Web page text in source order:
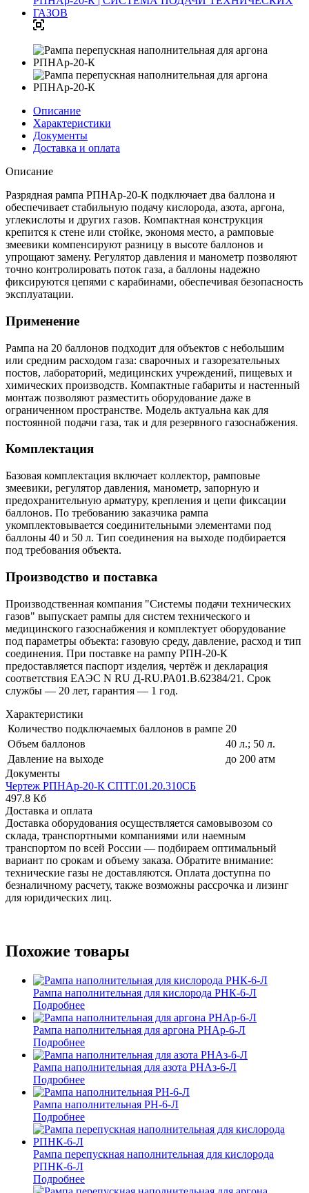
Описание
Характеристики
Документы
Доставка и оплата
Описание
Разрядная рампа РПНАр-20-К подключает два баллона и
обеспечивает стабильную подачу кислорода, азота, аргона,
углекислоты и других газов. Компактная конструкция
крепится к стене или стойке, экономя место, а рамповые
змеевики компенсируют разницу в высоте баллонов и
упрощают замену. Регулятор давления и манометр позволяют
точно контролировать поток газа, а баллоны надежно
фиксируются цепями с карабинами, обеспечивая безопасность
эксплуатации.
Применение
Рампа на 20 баллонов подходит для объектов с небольшим
или средним расходом газа: сварочных и газорезательных
постов, лабораторий, медицинских учреждений, пищевых и
химических производств. Компактные габариты и настенный
монтаж позволяют разместить оборудование даже в
ограниченном пространстве. Модель актуальна как для
постоянной подачи газа, так и для резервного газоснабжения.
Комплектация
Базовая комплектация включает коллектор, рамповые
змеевики, регулятор давления, манометр, запорную и
предохранительную арматуру, крепления и цепи фиксации
баллонов. По требованию заказчика рампа
укомплектовывается соединительными элементами под
баллоны 40 и 50 л. Тип соединения на выходе подбирается
под требования объекта.
Производство и поставка
Производственная компания "Системы подачи технических
газов" выпускает рампы для систем технического и
медицинского газоснабжения и комплектует оборудование
под параметры объекта: газовую среду, давление, расход и тип
соединения. При поставке на рампу РПН-20-К
предоставляется паспорт изделия, чертёж и декларация
соответствия ЕАЭС N RU Д-RU.РА01.В.62384/21. Срок
службы — 20 лет, гарантия — 1 год.
Характеристики
Количество подключаемых баллонов в рампе 20
Объем баллонов
40 л.; 50 л.
Давление на выходе
до 200 атм
Документы
Чертеж РПНАр-20-К СПТГ.01.20.310СБ
497.8 Кб
Доставка и оплата
Доставка оборудования осуществляется самовывозом со
склада, транспортными компаниями или наемным
транспортом по всей России — подбираем оптимальный
вариант по срокам и объему заказа. Обратите внимание:
технические газы не доставляются. Оплата доступна по
безналичному расчету, также возможны рассрочка и лизинг
для юридических лиц.
Похожие товары
Рампа наполнительная для кислорода РНК-6-Л
Подробнее
Рампа наполнительная для аргона РНАр-6-Л
Подробнее
Рампа наполнительная для азота РНАз-6-Л
Подробнее
Рампа наполнительная РН-6-Л
Подробнее
Рампа перепускная наполнительная для кислорода
РПНК-6-Л
Подробнее